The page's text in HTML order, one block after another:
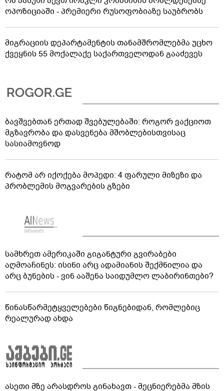
ოპოზიციაში - პრემიერი რუსოფობიაზე საუბრობს
მიგრაციის დეპარტამენტის თანამშრომლებმა უცხო
ქვეყნის 55 მოქალაქე საქართველოდან გააძევეს
ბავშვებთან ერთად შვებულებაში: როგორ ვაქციოთ
მგზავრობა და დასვენება მშობლებისთვისაც
სასიამოვნოდ
რატომ არ იქოქება მოპედი: 4 ფარული მიზეზი და
პრობლემის მოგვარების გზები
სამხრეთ ამერიკაში გიგანტური გვირაბები
აღმოაჩინეს: ისინი არც ადამიანის შექმნილია და
არც ბუნების - ვინ ააშენა საიდუმლო ლაბირინთები?
წინასწარმეტყველებები წიგნებიდან, რომლებიც
რეალურად ახდა
ასეთი მზე არასდროს გინახავთ - მეცნიერებმა მზის